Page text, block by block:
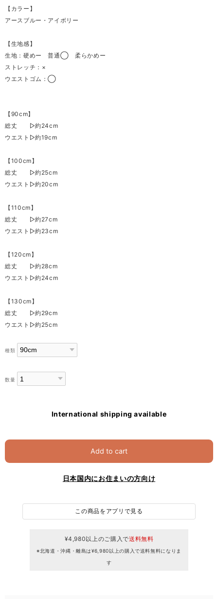
【カラー】
アースブルー・アイボリー
【生地感】
生地：硬めー 普通◯ 柔らかめー
ストレッチ：×
ウエストゴム：◯
【90cm】
総丈 ▷約24cm
ウエスト▷約19cm
【100cm】
総丈 ▷約25cm
ウエスト▷約20cm
【110cm】
総丈 ▷約27cm
ウエスト▷約23cm
【120cm】
総丈 ▷約28cm
ウエスト▷約24cm
【130cm】
総丈 ▷約29cm
ウエスト▷約25cm
種類
数量
International shipping available
Add to cart
日本国内にお住まいの方向け
この商品をアプリで見る
¥4,980以上のご購入で送料無料
※北海道・沖縄・離島は¥6,980以上の購入で送料無料になりま
す